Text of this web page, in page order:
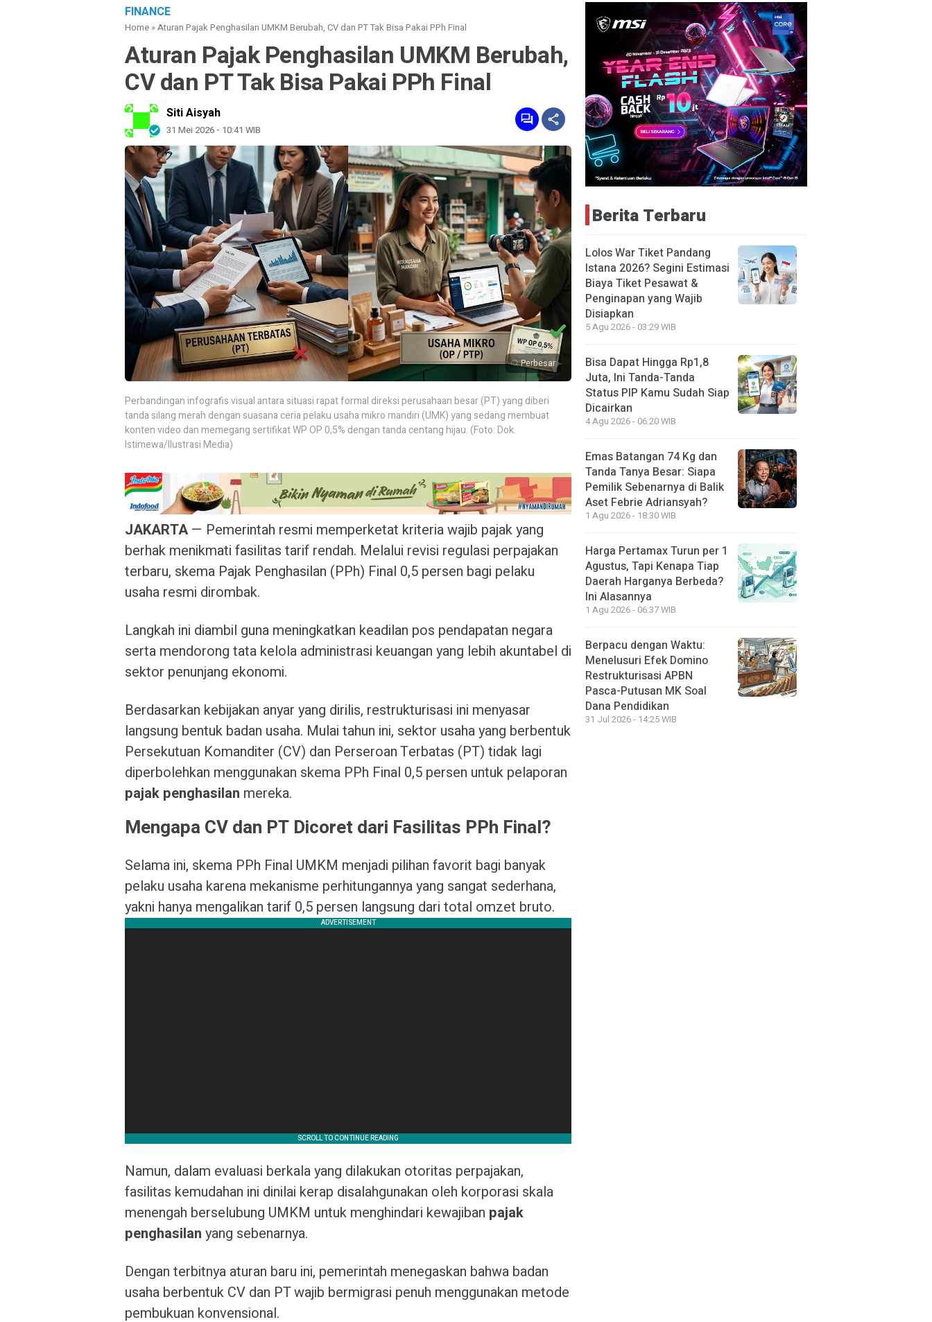
FINANCE
Home »Aturan Pajak Penghasilan UMKM Berubah, CV dan PT Tak Bisa Pakai PPh Final
Aturan Pajak Penghasilan UMKM Berubah,
CV dan PT Tak Bisa Pakai PPh Final
Siti Aisyah
31 Mei 2026 - 10:41 WIB
Perbesar
Perbandingan infografis visual antara situasi rapat formal direksi perusahaan besar (PT) yang diberi
tanda silang merah dengan suasana ceria pelaku usaha mikro mandiri (UMK) yang sedang membuat
konten video dan memegang sertifikat WP OP 0,5% dengan tanda centang hijau. (Foto: Dok.
Istimewa/Ilustrasi Media)
JAKARTA — Pemerintah resmi memperketat kriteria wajib pajak yang
berhak menikmati fasilitas tarif rendah. Melalui revisi regulasi perpajakan
terbaru, skema Pajak Penghasilan (PPh) Final 0,5 persen bagi pelaku
usaha resmi dirombak.
Langkah ini diambil guna meningkatkan keadilan pos pendapatan negara
serta mendorong tata kelola administrasi keuangan yang lebih akuntabel di
sektor penunjang ekonomi.
Berdasarkan kebijakan anyar yang dirilis, restrukturisasi ini menyasar
langsung bentuk badan usaha. Mulai tahun ini, sektor usaha yang berbentuk
Persekutuan Komanditer (CV) dan Perseroan Terbatas (PT) tidak lagi
diperbolehkan menggunakan skema PPh Final 0,5 persen untuk pelaporan
pajak penghasilan mereka.
Mengapa CV dan PT Dicoret dari Fasilitas PPh Final?
Selama ini, skema PPh Final UMKM menjadi pilihan favorit bagi banyak
pelaku usaha karena mekanisme perhitungannya yang sangat sederhana,
yakni hanya mengalikan tarif 0,5 persen langsung dari total omzet bruto.
Namun, dalam evaluasi berkala yang dilakukan otoritas perpajakan,
fasilitas kemudahan ini dinilai kerap disalahgunakan oleh korporasi skala
menengah berselubung UMKM untuk menghindari kewajiban pajak
penghasilan yang sebenarnya.
Dengan terbitnya aturan baru ini, pemerintah menegaskan bahwa badan
usaha berbentuk CV dan PT wajib bermigrasi penuh menggunakan metode
pembukuan konvensional.
Berita Terbaru
Lolos War Tiket Pandang
Istana 2026? Segini Estimasi
Biaya Tiket Pesawat &
Penginapan yang Wajib
Disiapkan
5 Agu 2026 - 03:29 WIB
Bisa Dapat Hingga Rp1,8
Juta, Ini Tanda-Tanda
Status PIP Kamu Sudah Siap
Dicairkan
4 Agu 2026 - 06:20 WIB
Emas Batangan 74 Kg dan
Tanda Tanya Besar: Siapa
Pemilik Sebenarnya di Balik
Aset Febrie Adriansyah?
1 Agu 2026 - 18:30 WIB
Harga Pertamax Turun per 1
Agustus, Tapi Kenapa Tiap
Daerah Harganya Berbeda?
Ini Alasannya
1 Agu 2026 - 06:37 WIB
Berpacu dengan Waktu:
Menelusuri Efek Domino
Restrukturisasi APBN
Pasca-Putusan MK Soal
Dana Pendidikan
31 Jul 2026 - 14:25 WIB